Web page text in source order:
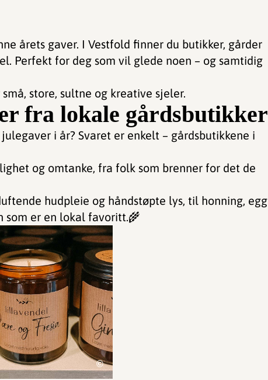
årets gaver. I Vestfold finner du butikker, gårder
Perfekt for deg som vil glede noen – og samtidig
små, store, sultne og kreative sjeler.
fra lokale gårdsbutikker
i år? Svaret er enkelt – gårdsbutikkene i
og omtanke, fra folk som brenner for det de
hudpleie og håndstøpte lys, til honning, egg
som er en lokal favoritt.🌾
©